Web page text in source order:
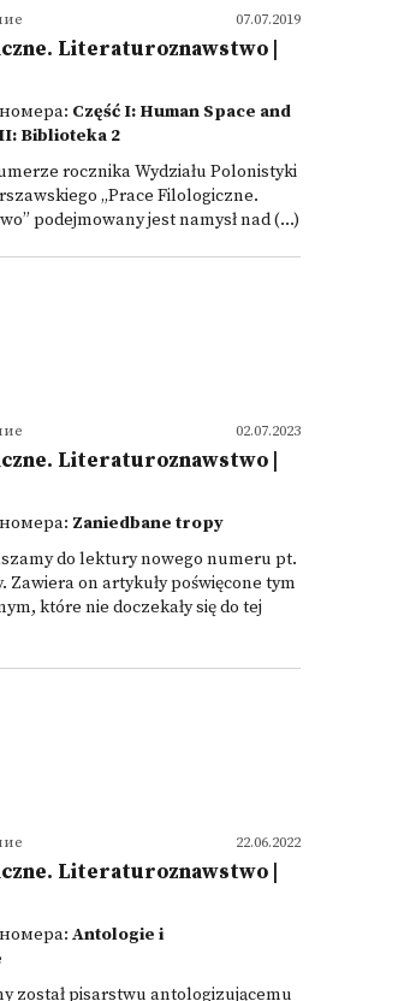
07.07.2019
Literaturoznawstwo |
Część I: Human Space and
Biblioteka 2
rocznika Wydziału Polonistyki
„Prace Filologiczne.
podejmowany jest namysł nad (...)
02.07.2023
Literaturoznawstwo |
Zaniedbane tropy
do lektury nowego numeru pt.
Zawiera on artykuły poświęcone tym
które nie doczekały się do tej
22.06.2022
Literaturoznawstwo |
Antologie i
został pisarstwu antologizującemu